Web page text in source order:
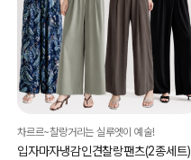
차르르~찰랑거리는 실루엣이 예술!
입자마자냉감인견찰랑팬츠(2종세트)